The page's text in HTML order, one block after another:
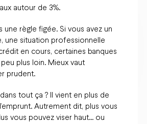
autour de 3%.
une règle figée. Si vous avez un
une situation professionnelle
en cours, certaines banques
plus loin. Mieux vaut
prudent.
tout ça ? Il vient en plus de
Autrement dit, plus vous
vous pouvez viser haut… ou